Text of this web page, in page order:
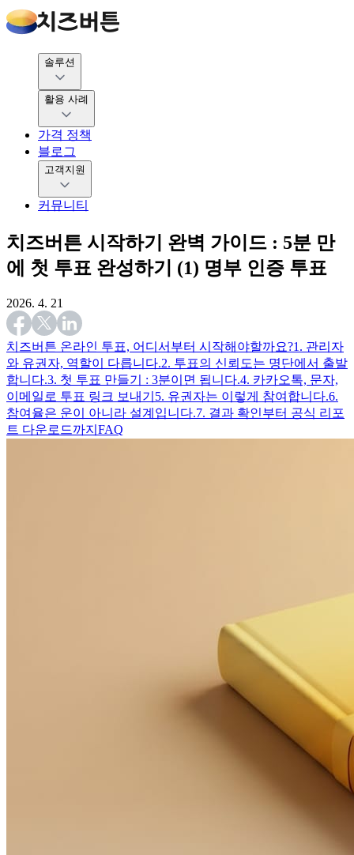
솔루션
활용 사례
가격 정책
블로그
고객지원
커뮤니티
치즈버튼 시작하기 완벽 가이드 : 5분 만
에 첫 투표 완성하기 (1) 명부 인증 투표
2026. 4. 21
치즈버튼 온라인 투표, 어디서부터 시작해야할까요?1. 관리자
와 유권자, 역할이 다릅니다.2. 투표의 신뢰도는 명단에서 출발
합니다.3. 첫 투표 만들기 : 3분이면 됩니다.4. 카카오톡, 문자,
이메일로 투표 링크 보내기 5. 유권자는 이렇게 참여합니다.6.
참여율은 운이 아니라 설계입니다.7. 결과 확인부터 공식 리포
트 다운로드까지 FAQ